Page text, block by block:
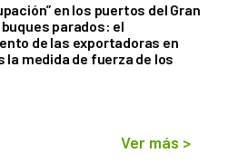
en los puertos del Gran
parados: el
de las exportadoras en
medida de fuerza de los
Ver más >